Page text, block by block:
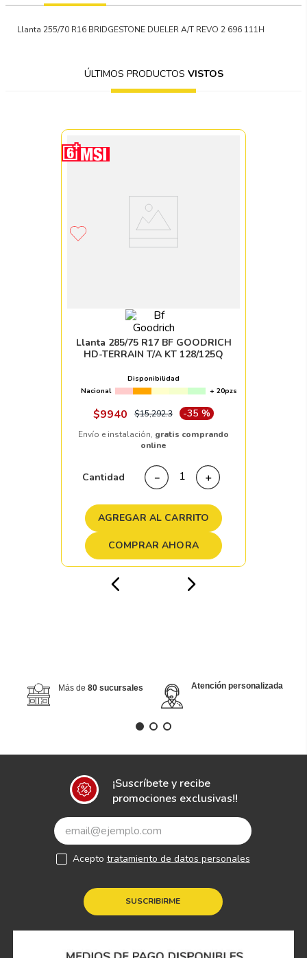
Llanta 255/70 R16 BRIDGESTONE DUELER A/T REVO 2 696 111H
ÚLTIMOS PRODUCTOS VISTOS
Llanta 285/75 R17 BF GOODRICH
HD-TERRAIN T/A KT 128/125Q
Disponibilidad
Nacional
+ 20pzs
$9940 $15,292.3 -35 %
Envío e instalación, gratis comprando
online
Cantidad ＋
－
AGREGAR AL CARRITO
COMPRAR AHORA
Más de 80 sucursales Atención personalizada
¡Suscríbete y recibe
promociones exclusivas!!
SUSCRIBIRME
Acepto tratamiento de datos personales